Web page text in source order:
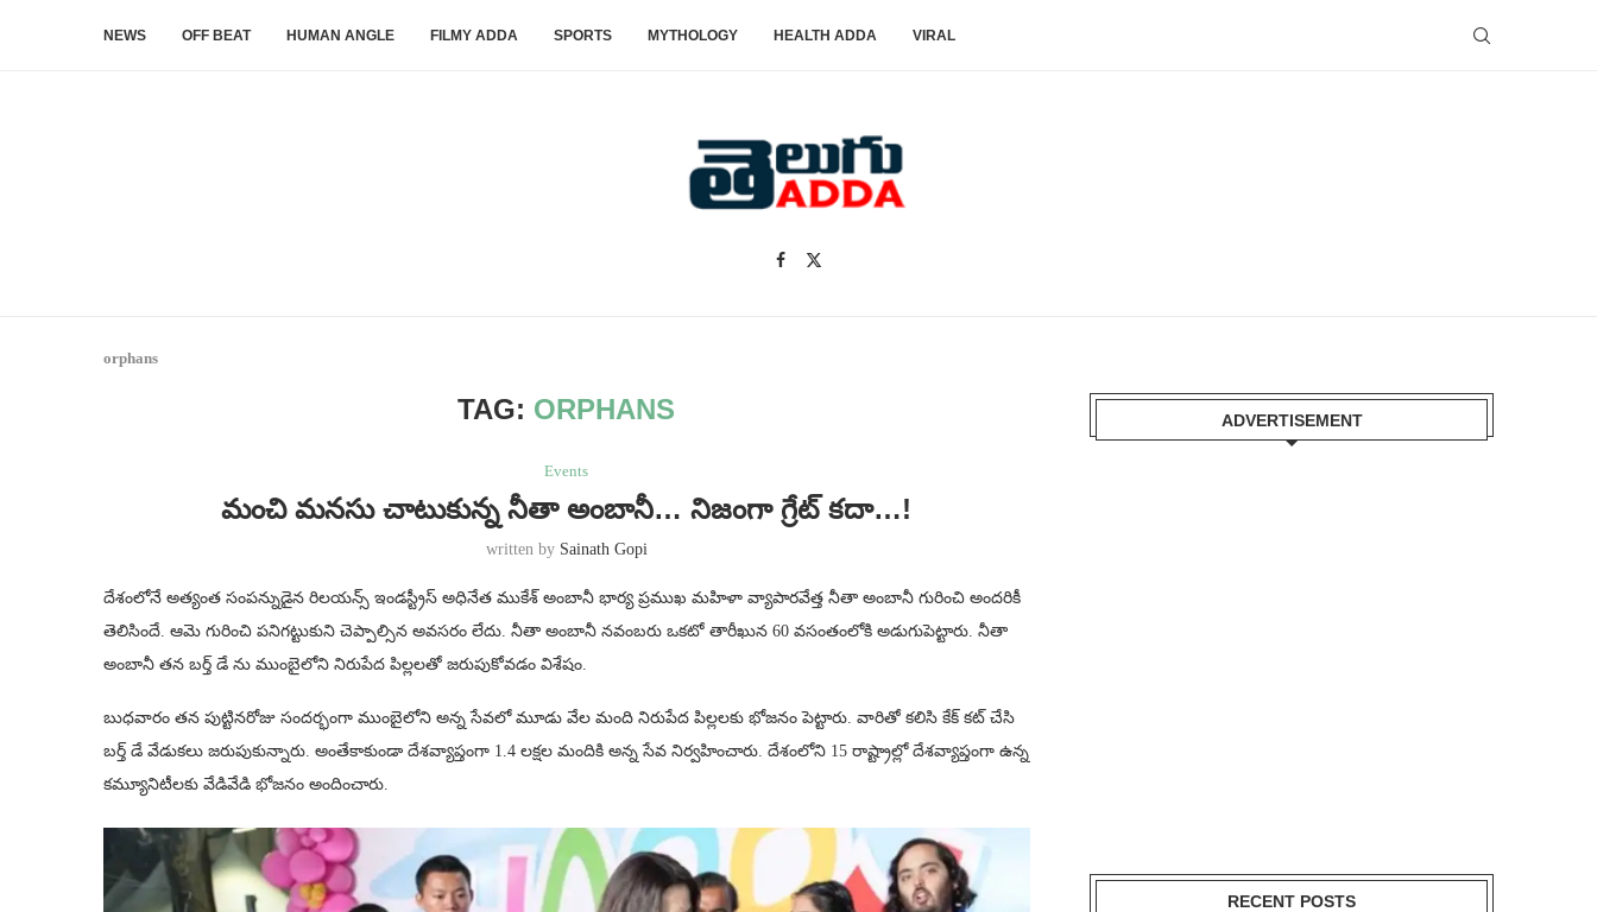
NEWS OFF BEAT HUMAN ANGLE FILMY ADDA SPORTS MYTHOLOGY HEALTH ADDA VIRAL
orphans
TAG: ORPHANS
Events
మంచి మనసు చాటుకున్న నీతా అంబానీ… నిజంగా గ్రేట్ కదా…!
written by Sainath Gopi
దేశంలోనే అత్యంత సంపన్నుడైన రిలయన్స్ ఇండస్ట్రీస్ అధినేత ముకేశ్ అంబానీ భార్య ప్రముఖ మహిళా వ్యాపారవేత్త నీతా అంబానీ గురించి అందరికీ
తెలిసిందే. ఆమె గురించి పనిగట్టుకుని చెప్పాల్సిన అవసరం లేదు. నీతా అంబానీ నవంబరు ఒకటో తారీఖున 60 వసంతంలోకి అడుగుపెట్టారు. నీతా
అంబానీ తన బర్త్ డే ను ముంబైలోని నిరుపేద పిల్లలతో జరుపుకోవడం విశేషం.
బుధవారం తన పుట్టినరోజు సందర్భంగా ముంబైలోని అన్న సేవలో మూడు వేల మంది నిరుపేద పిల్లలకు భోజనం పెట్టారు. వారితో కలిసి కేక్ కట్ చేసి
బర్త్ డే వేడుకలు జరుపుకున్నారు. అంతేకాకుండా దేశవ్యాప్తంగా 1.4 లక్షల మందికి అన్న సేవ నిర్వహించారు. దేశంలోని 15 రాష్ట్రాల్లో దేశవ్యాప్తంగా ఉన్న
కమ్యూనిటీలకు వేడివేడి భోజనం అందించారు.
ADVERTISEMENT
RECENT POSTS